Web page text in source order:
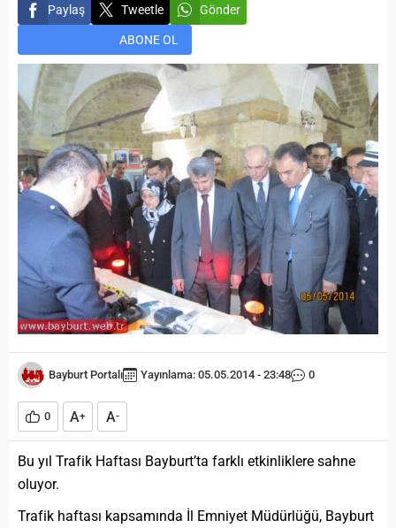
Paylaş Tweetle Gönder
ABONE OL
Bayburt Portalı Yayınlama: 05.05.2014 - 23:48 0
0 A+ A-
Bu yıl Trafik Haftası Bayburt’ta farklı etkinliklere sahne
oluyor.
Trafik haftası kapsamında İl Emniyet Müdürlüğü, Bayburt